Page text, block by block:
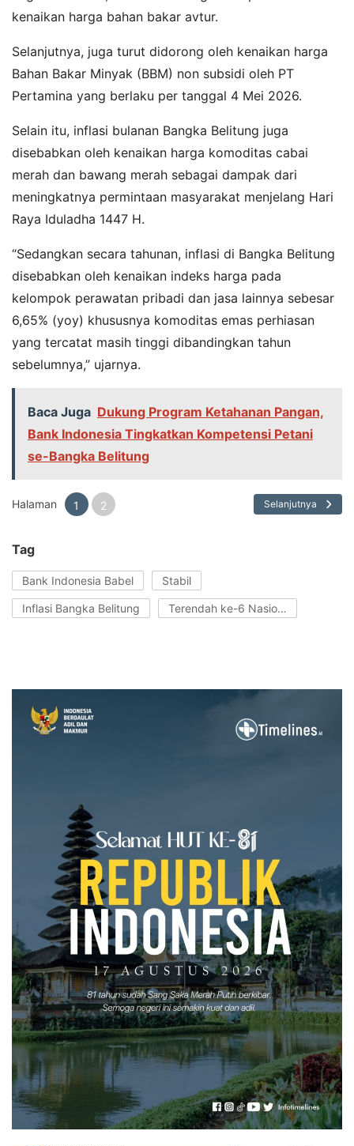
kenaikan harga bahan bakar avtur.
Selanjutnya, juga turut didorong oleh kenaikan harga
Bahan Bakar Minyak (BBM) non subsidi oleh PT
Pertamina yang berlaku per tanggal 4 Mei 2026.
Selain itu, inflasi bulanan Bangka Belitung juga
disebabkan oleh kenaikan harga komoditas cabai
merah dan bawang merah sebagai dampak dari
meningkatnya permintaan masyarakat menjelang Hari
Raya Iduladha 1447 H.
“Sedangkan secara tahunan, inflasi di Bangka Belitung
disebabkan oleh kenaikan indeks harga pada
kelompok perawatan pribadi dan jasa lainnya sebesar
6,65% (yoy) khususnya komoditas emas perhiasan
yang tercatat masih tinggi dibandingkan tahun
sebelumnya,” ujarnya.
Baca Juga Dukung Program Ketahanan Pangan,
Bank Indonesia Tingkatkan Kompetensi Petani
se-Bangka Belitung
Halaman 1 2 Selanjutnya
Tag
Bank Indonesia Babel Stabil
Inflasi Bangka Belitung Terendah ke-6 Nasional